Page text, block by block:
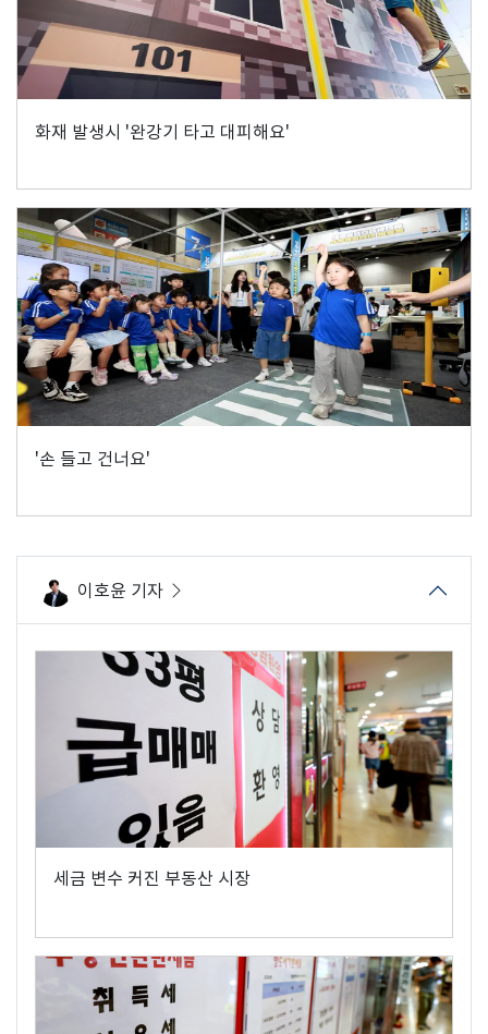
화재 발생시 '완강기 타고 대피해요'
'손 들고 건너요'
이호윤 기자
세금 변수 커진 부동산 시장